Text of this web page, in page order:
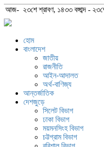
আজ- ২৩শে শ্রাবণ, ১৪৩৩ বঙ্গাব্দ -
হোম
বাংলাদেশ
জাতীয়
রাজনীতি
আইন-আদালত
অর্থ-বাণিজ্য
আন্তর্জাতিক
দেশজুড়ে
সিলেট বিভাগ
ঢাকা বিভাগ
ময়মনসিংহ বিভাগ
চট্টগ্রাম বিভাগ